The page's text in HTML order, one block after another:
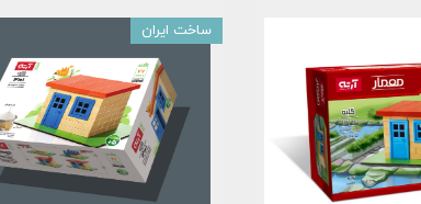
ساخت ایران